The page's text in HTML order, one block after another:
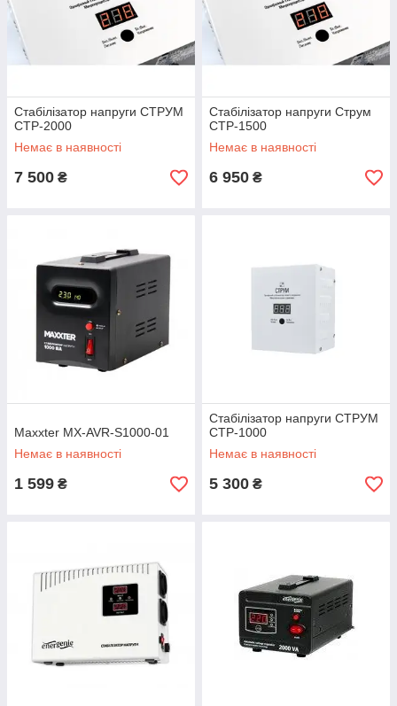
Сьогодні на ринку стабілізаторів представлена ​​величезна
кількість моделей. Розібратися в них і зробити правильний
вибір вам допоможуть профільні фахівці компанії "Форток".
Стабілізатор напруги СТРУМ
СТР-2000
Немає в наявності
7 500 ₴
Стабілізатор напруги Струм
СТР-1500
Немає в наявності
6 950 ₴
Maxxter MX-AVR-S1000-01
Немає в наявності
1 599 ₴
Стабілізатор напруги СТРУМ
СТР-1000
Немає в наявності
5 300 ₴